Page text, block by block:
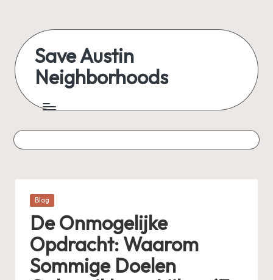
content
Save Austin
Neighborhoods
Austin
everything
Posted
Blog
De Onmogelijke
Opdracht: Waarom
Sommige Doelen